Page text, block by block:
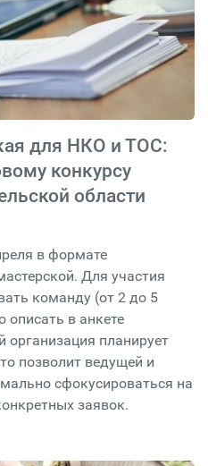
для НКО и ТОС:
конкурсу
области
в формате
Для участия
команду (от 2 до 5
описать в анкете
организация планирует
позволит ведущей и
сфокусироваться на
заявок.